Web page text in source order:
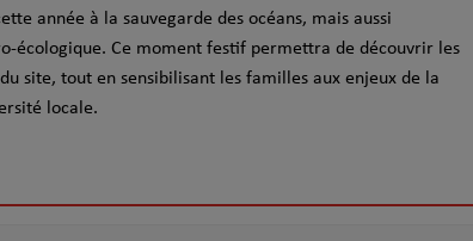
année à la sauvegarde des océans, mais aussi
écologique. Ce moment festif permettra de découvrir les
site, tout en sensibilisant les familles aux enjeux de la
locale.